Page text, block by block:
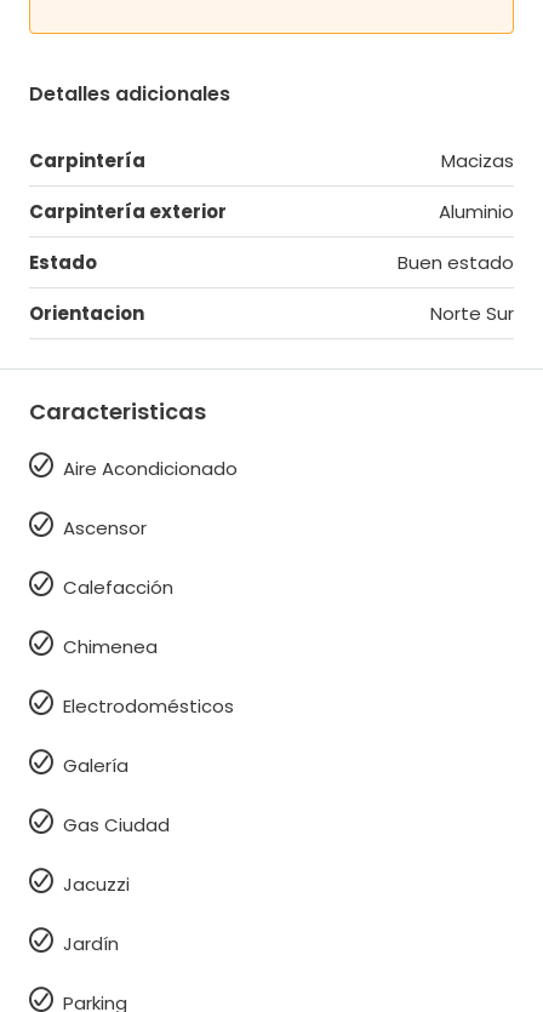
Detalles adicionales
Carpintería
Macizas
Carpintería exterior
Aluminio
Estado
Buen estado
Orientacion
Norte Sur
Caracteristicas
Aire Acondicionado
Ascensor
Calefacción
Chimenea
Electrodomésticos
Galería
Gas Ciudad
Jacuzzi
Jardín
Parking